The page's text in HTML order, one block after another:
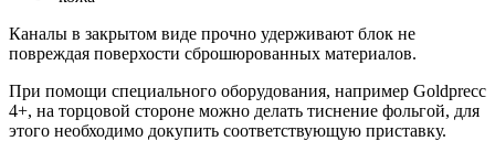
Каналы в закрытом виде прочно удерживают блок не
повреждая поверхости сброшюрованных материалов.
При помощи специального оборудования, например Goldprecc
4+, на торцовой стороне можно делать тиснение фольгой, для
этого необходимо докупить соответствующую приставку.